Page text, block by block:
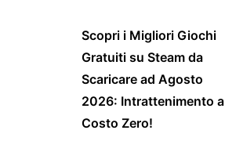
Scopri i Migliori Giochi
Gratuiti su Steam da
Scaricare ad Agosto
2026: Intrattenimento a
Costo Zero!